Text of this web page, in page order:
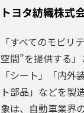
トヨタ紡織株式
「すべてのモビリ
空間”を提供する」
「シート」「内外
ト部品」などを製
象は、自動車業界